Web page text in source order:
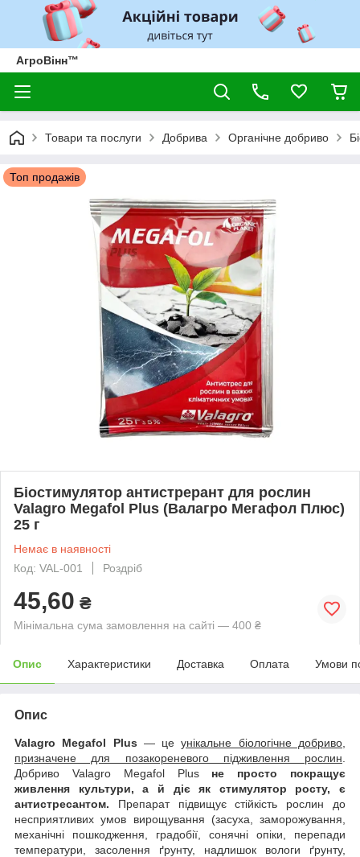
АгроВінн™
Товари та послуги Добрива Органічне добриво
Топ продажів
Біостимулятор антистрерант для рослин
Valagro Megafol Plus (Валагро Мегафол Плюс)
25 г
Немає в наявності
Код: VAL-001
Роздріб
45,60 ₴
Мінімальна сума замовлення на сайті — 400 ₴
Опис Характеристики Доставка Оплата Умови
Опис
Valagro Megafol Plus — цеунікальне біологічне добриво,
призначене для позакореневого підживлення рослин
Добриво Valagro Megafol Plus не просто покращує
живлення культури, а й діє як стимулятор росту, є
антистресантом. Препарат підвищує стійкість рослин до
несприятливих умов вирощування (засуха, заморожування,
механічні пошкодження, градобії, сонячні опіки, перепади
температури, засолення ґрунту, надлишок вологи ґрунту,